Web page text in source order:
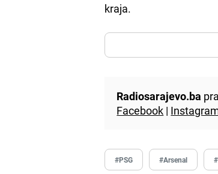
kraja.
Radiosarajevo.ba
Facebook |
#PSG #Arsenal